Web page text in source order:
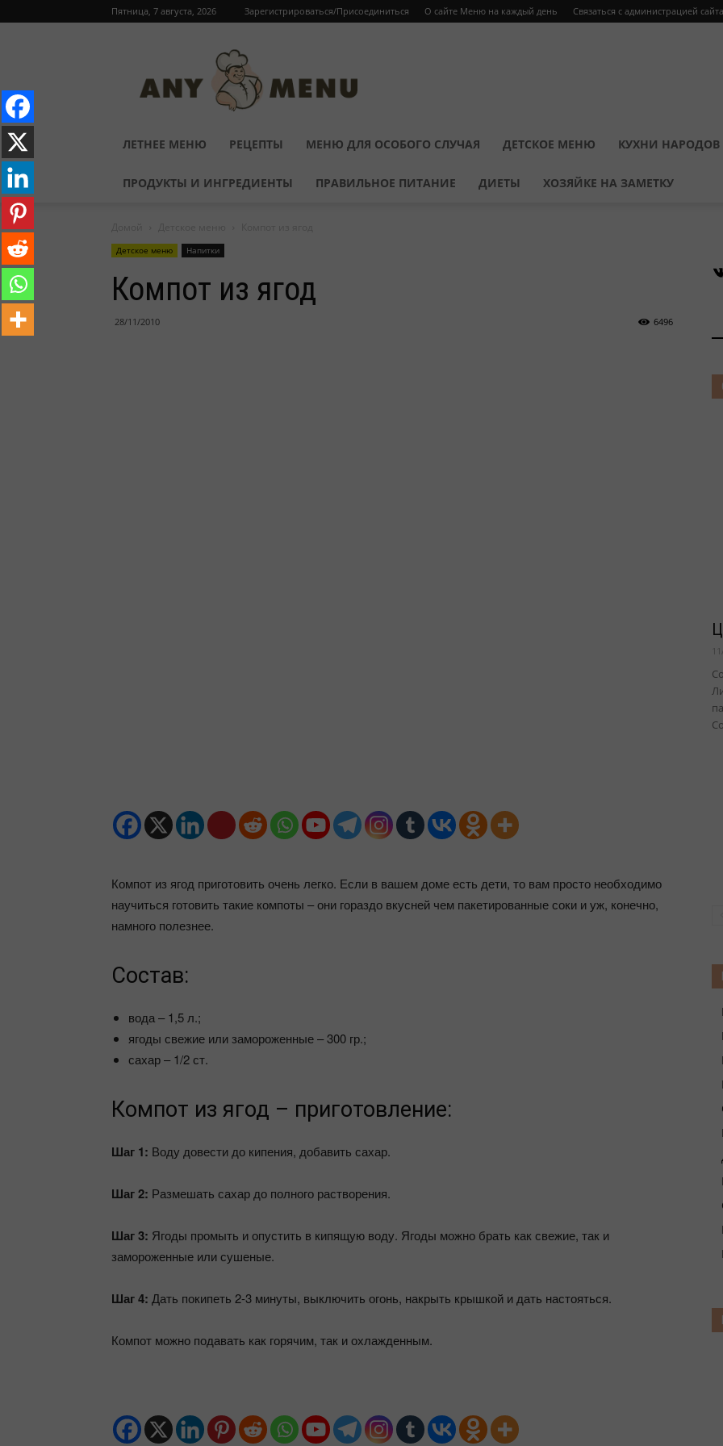
Пятница, 7 августа, 2026 Зарегистрироваться/Присоединиться О сайте Меню на каждый день Связаться с администрацией сайта
ЛЕТНЕЕ МЕНЮ РЕЦЕПТЫ МЕНЮ ДЛЯ ОСОБОГО СЛУЧАЯ ДЕТСКОЕ МЕНЮ КУХНИ
ПРОДУКТЫ И ИНГРЕДИЕНТЫ ПРАВИЛЬНОЕ ПИТАНИЕ ДИЕТЫ ХОЗЯЙКЕ НА ЗАМЕТКУ
Детское меню Напитки
Компот из ягод
28/11/2010 6496
Компот из ягод приготовить очень легко. Если в вашем доме есть дети, то вам просто необходимо
научиться готовить такие компоты – они гораздо вкусней чем пакетированные соки и уж, конечно,
намного полезнее.
Состав:
вода – 1,5 л.;
ягоды свежие или замороженные – 300 гр.;
сахар – 1/2 ст.
Компот из ягод – приготовление:
Шаг 1: Воду довести до кипения, добавить сахар.
Шаг 2: Размешать сахар до полного растворения.
Шаг 3: Ягоды промыть и опустить в кипящую воду. Ягоды можно брать как свежие, так и
замороженные или сушеные.
Шаг 4: Дать покипеть 2-3 минуты, выключить огонь, накрыть крышкой и дать настояться.
Компот можно подавать как горячим, так и охлажденным.